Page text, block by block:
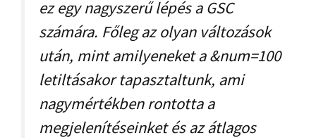
ez egy nagyszerű lépés a GSC
számára. Főleg az olyan változások
után, mint amilyeneket a &num=100
letiltásakor tapasztaltunk, ami
nagymértékben rontotta a
megjelenítéseinket és az átlagos